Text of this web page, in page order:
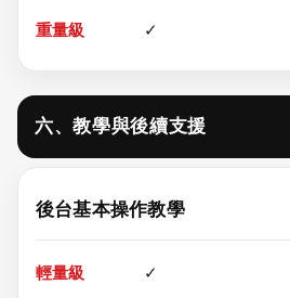
✓
六、教學與後續支援
後台基本操作教學
✓